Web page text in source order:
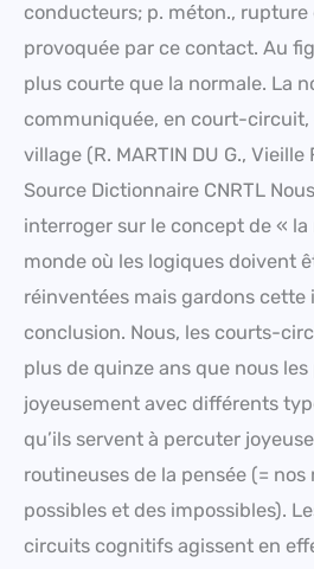
conducteurs; p. méton., rupture
provoquée par ce contact. Au
plus courte que la normale. La
communiquée, en court-circuit,
village (R. MARTIN DU G., Vieille
Source Dictionnaire CNRTL
interroger sur le concept de «
monde où les logiques doivent
réinventées mais gardons
conclusion. Nous, les courts-
plus de quinze ans que nous
joyeusement avec différents
qu’ils servent à percuter
routineuses de la pensée (=
possibles et des impossibles).
circuits cognitifs agissent en